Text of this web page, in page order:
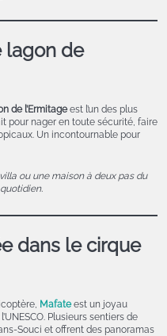
lagon de
de l’Ermitageest l’un des plus
pour nager en toute sécurité, faire
Un incontournable pour
ou une maison à deux pas du
dans le cirque
Mafate est un joyau
Plusieurs sentiers de
Souci et offrent des panoramas